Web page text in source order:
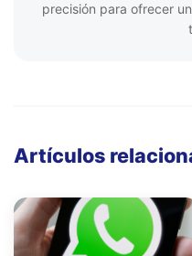
precisión para ofrecer
Artículos